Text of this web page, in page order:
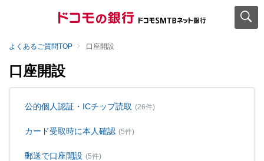
よくあるご質問TOP 口座開設
口座開設
公的個人認証・ICチップ読取 (26件)
カード受取時に本人確認 (5件)
郵送で口座開設 (5件)